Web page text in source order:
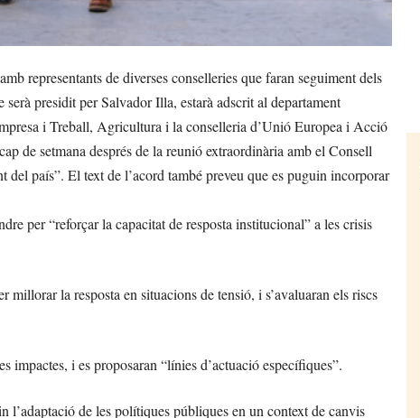
representants de diverses conselleries que faran seguiment dels
presidit per Salvador Illa, estarà adscrit al departament
i Treball, Agricultura i la conselleria d’Unió Europea i Acció
de setmana després de la reunió extraordinària amb el Consell
país”. El text de l’acord també preveu que es puguin incorporar
per “reforçar la capacitat de resposta institucional” a les crisis
millorar la resposta en situacions de tensió, i s’avaluaran els riscs
impactes, i es proposaran “línies d’actuació específiques”.
l’adaptació de les polítiques públiques en un context de canvis